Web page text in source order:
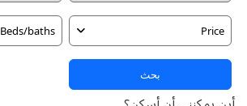
Price
Beds/baths
بحث